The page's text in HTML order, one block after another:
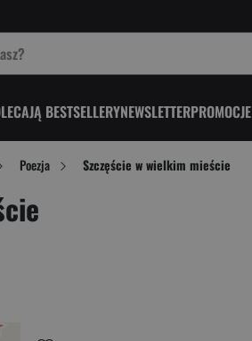
BESTSELLERYNEWSLETTERPROMOCJE
Poezja Szczęście w wielkim mieście